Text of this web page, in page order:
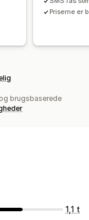
af samtykke
Priserne er
brugsbaserede
1,1 t